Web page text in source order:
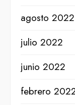
agosto 2022
julio 2022
junio 2022
febrero